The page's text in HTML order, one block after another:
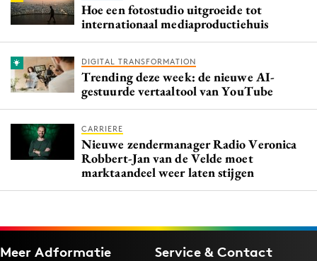
Hoe een fotostudio uitgroeide tot
internationaal mediaproductiehuis
DIGITAL TRANSFORMATION
Trending deze week: de nieuwe AI-
gestuurde vertaaltool van YouTube
CARRIERE
Nieuwe zendermanager Radio Veronica
Robbert-Jan van de Velde moet
marktaandeel weer laten stijgen
Meer Adformatie Service & Contact